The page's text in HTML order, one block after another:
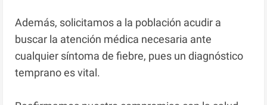
Además, solicitamos a la población acudir a
buscar la atención médica necesaria ante
cualquier síntoma de fiebre, pues un diagnóstico
temprano es vital.